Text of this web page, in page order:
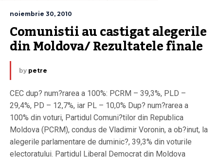
noiembrie 30, 2010
Comunistii au castigat alegerile
din Moldova/ Rezultatele finale
by petre
CEC dup? num?rarea a 100%: PCRM – 39,3%, PLD –
29,4%, PD – 12,7%, iar PL – 10,0% Dup? num?rarea a
100% din voturi, Partidul Comuni?tilor din Republica
Moldova (PCRM), condus de Vladimir Voronin, a ob?inut, la
alegerile parlamentare de duminic?, 39,3% din voturile
electoratului. Partidul Liberal Democrat din Moldova